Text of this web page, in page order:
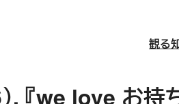
観る
. 『we love お